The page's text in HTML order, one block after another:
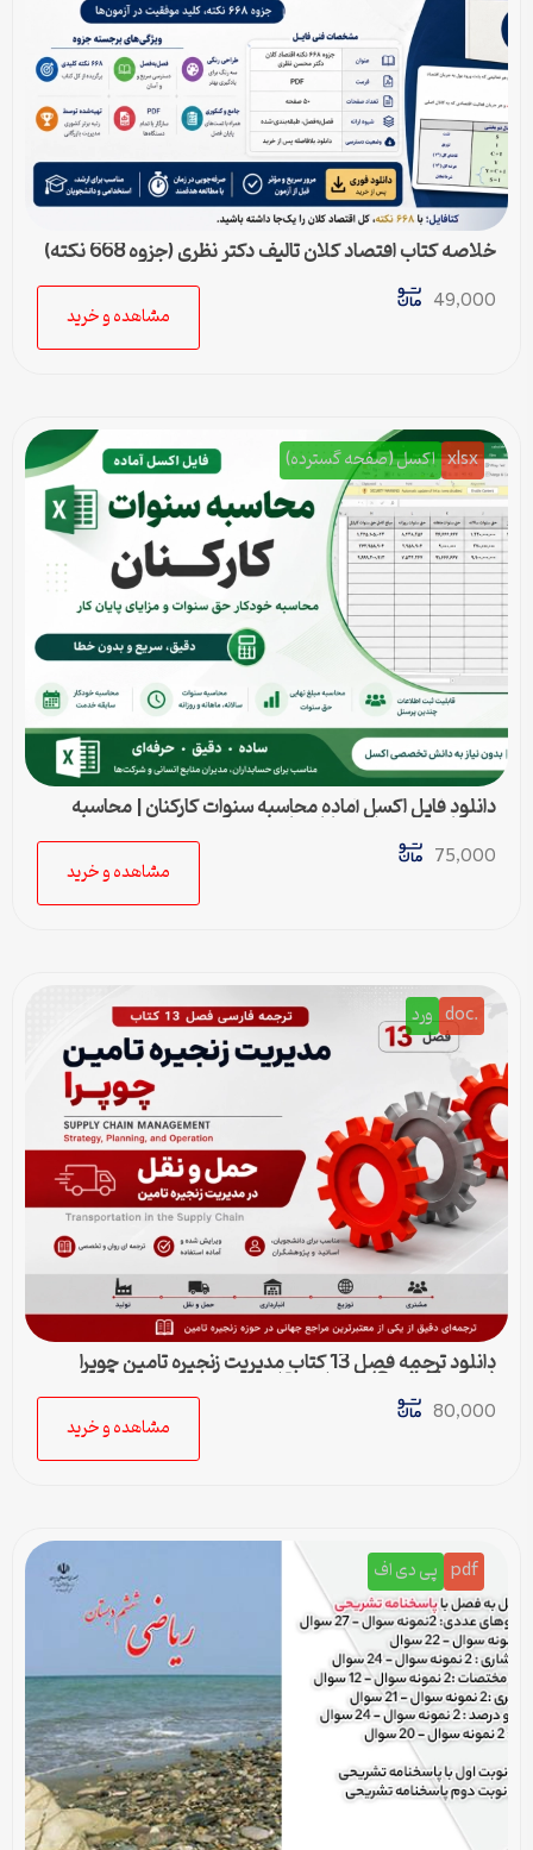
خلاصه کتاب اقتصاد کلان تالیف دکتر نظری (جزوه 668 نکته)
49,000
مشاهده و خرید
xlsx اکسل (صفحه گسترده)
دانلود فایل اکسل آماده محاسبه سنوات کارکنان | محاسبه
خودکار حق سنوات و پایان کار
75,000
مشاهده و خرید
.doc ورد
دانلود ترجمه فصل 13 کتاب مدیریت زنجیره تامین چوپرا
(Sunil Chopra) | حمل و نقل در زنجیره تامین
80,000
مشاهده و خرید
pdf پی دی اف